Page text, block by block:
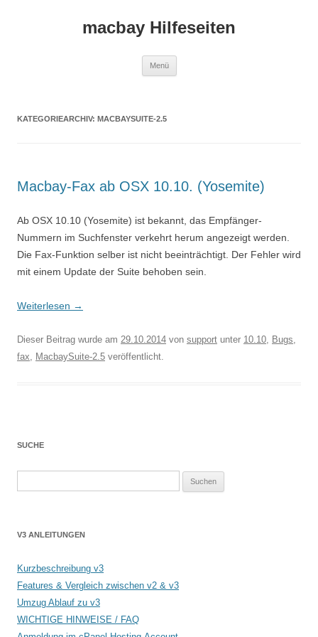
macbay Hilfeseiten
Menü
KATEGORIEARCHIV: MACBAYSUITE-2.5
Macbay-Fax ab OSX 10.10. (Yosemite)
Ab OSX 10.10 (Yosemite) ist bekannt, das Empfänger-
Nummern im Suchfenster verkehrt herum angezeigt werden.
Die Fax-Funktion selber ist nicht beeinträchtigt. Der Fehler wird
mit einem Update der Suite behoben sein.
Weiterlesen →
Dieser Beitrag wurde am 29.10.2014 von support unter 10.10, Bugs,
fax, MacbaySuite-2.5 veröffentlicht.
SUCHE
V3 ANLEITUNGEN
Kurzbeschreibung v3
Features & Vergleich zwischen v2 & v3
Umzug Ablauf zu v3
WICHTIGE HINWEISE / FAQ